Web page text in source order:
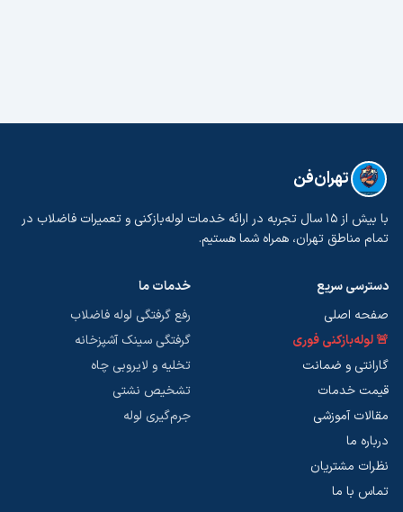
تهران‌فن
با بیش از ۱۵ سال تجربه در ارائه خدمات لوله‌بازکنی و تعمیرات فاضلاب در
تمام مناطق تهران، همراه شما هستیم.
دسترسی سریع
صفحه اصلی
🚨 لوله‌بازکنی فوری
گارانتی و ضمانت
قیمت خدمات
مقالات آموزشی
درباره ما
نظرات مشتریان
تماس با ما
خدمات ما
رفع گرفتگی لوله فاضلاب
گرفتگی سینک آشپزخانه
تخلیه و لایروبی چاه
تشخیص نشتی
جرم‌گیری لوله